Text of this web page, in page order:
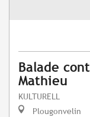
Balade
Mathieu
KULTURELL
Plougonvelin